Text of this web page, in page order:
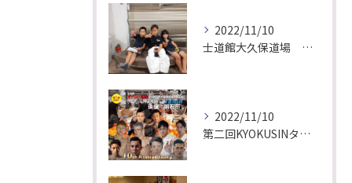
2022/11/10
士道館大久保道場 大宮北支部 峯苫空輝君！JCMAファイトクラブに出稽古に行くの巻！
2022/11/10
第二回KYOKUSINタイガー空手道選手権大会・アマチュアキックボクシング大会！